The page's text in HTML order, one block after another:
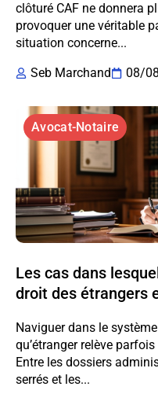
clôturé CAF ne donnera
provoquer une véritable
situation concerne...
Seb Marchand
08/
Avocat-Notaire
Les cas dans
droit des étrangers
Naviguer dans le
qu’étranger relève
Entre les dossiers
serrés et les...